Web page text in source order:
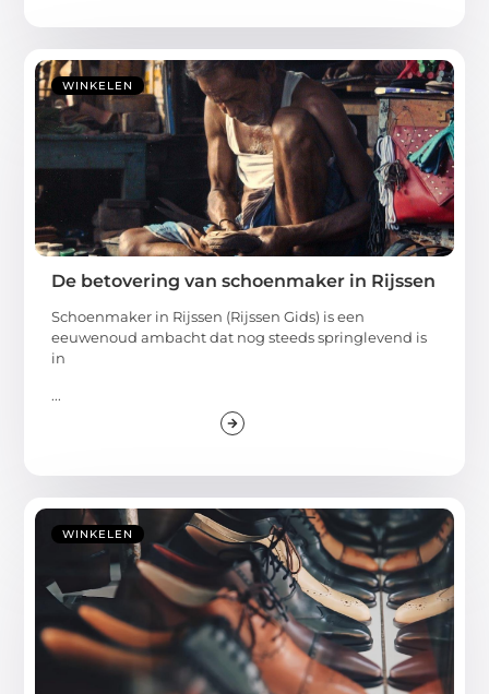
WINKELEN
De betovering van schoenmaker in Rijssen
Schoenmaker in Rijssen (Rijssen Gids) is een
eeuwenoud ambacht dat nog steeds springlevend is
in
...
WINKELEN